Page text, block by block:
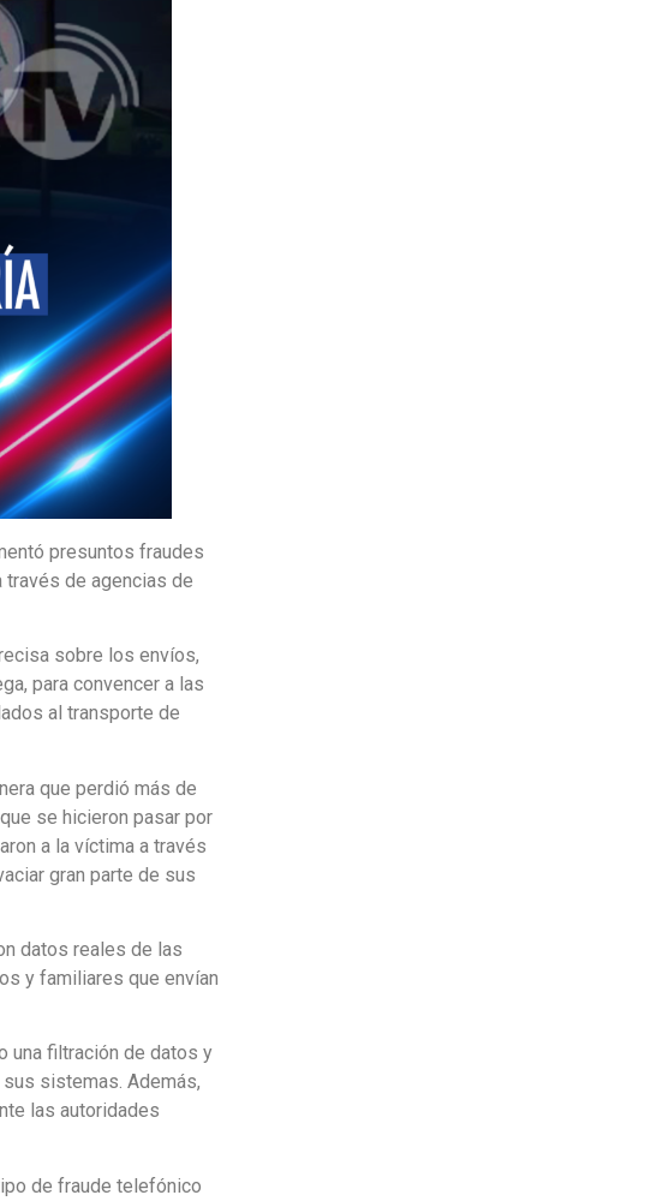
presuntos fraudes
de agencias de
sobre los envíos,
para convencer a las
al transporte de
que perdió más de
se hicieron pasar por
a la víctima a través
gran parte de sus
datos reales de las
y familiares que envían
una filtración de datos y
sistemas. Además,
las autoridades
de fraude telefónico